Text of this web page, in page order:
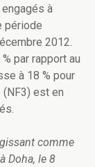
à
période
2012.
par rapport au
à 18 % pour
est en
comme
Doha, le 8